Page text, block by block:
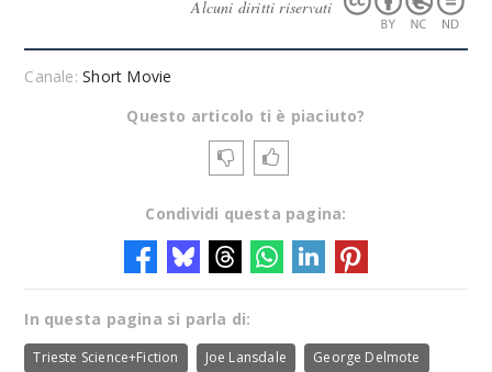
Alcuni diritti riservati
Canale:Short Movie
Questo articolo ti è piaciuto?
Condividi questa pagina:
In questa pagina si parla di:
Trieste Science+Fiction Joe Lansdale George Delmote